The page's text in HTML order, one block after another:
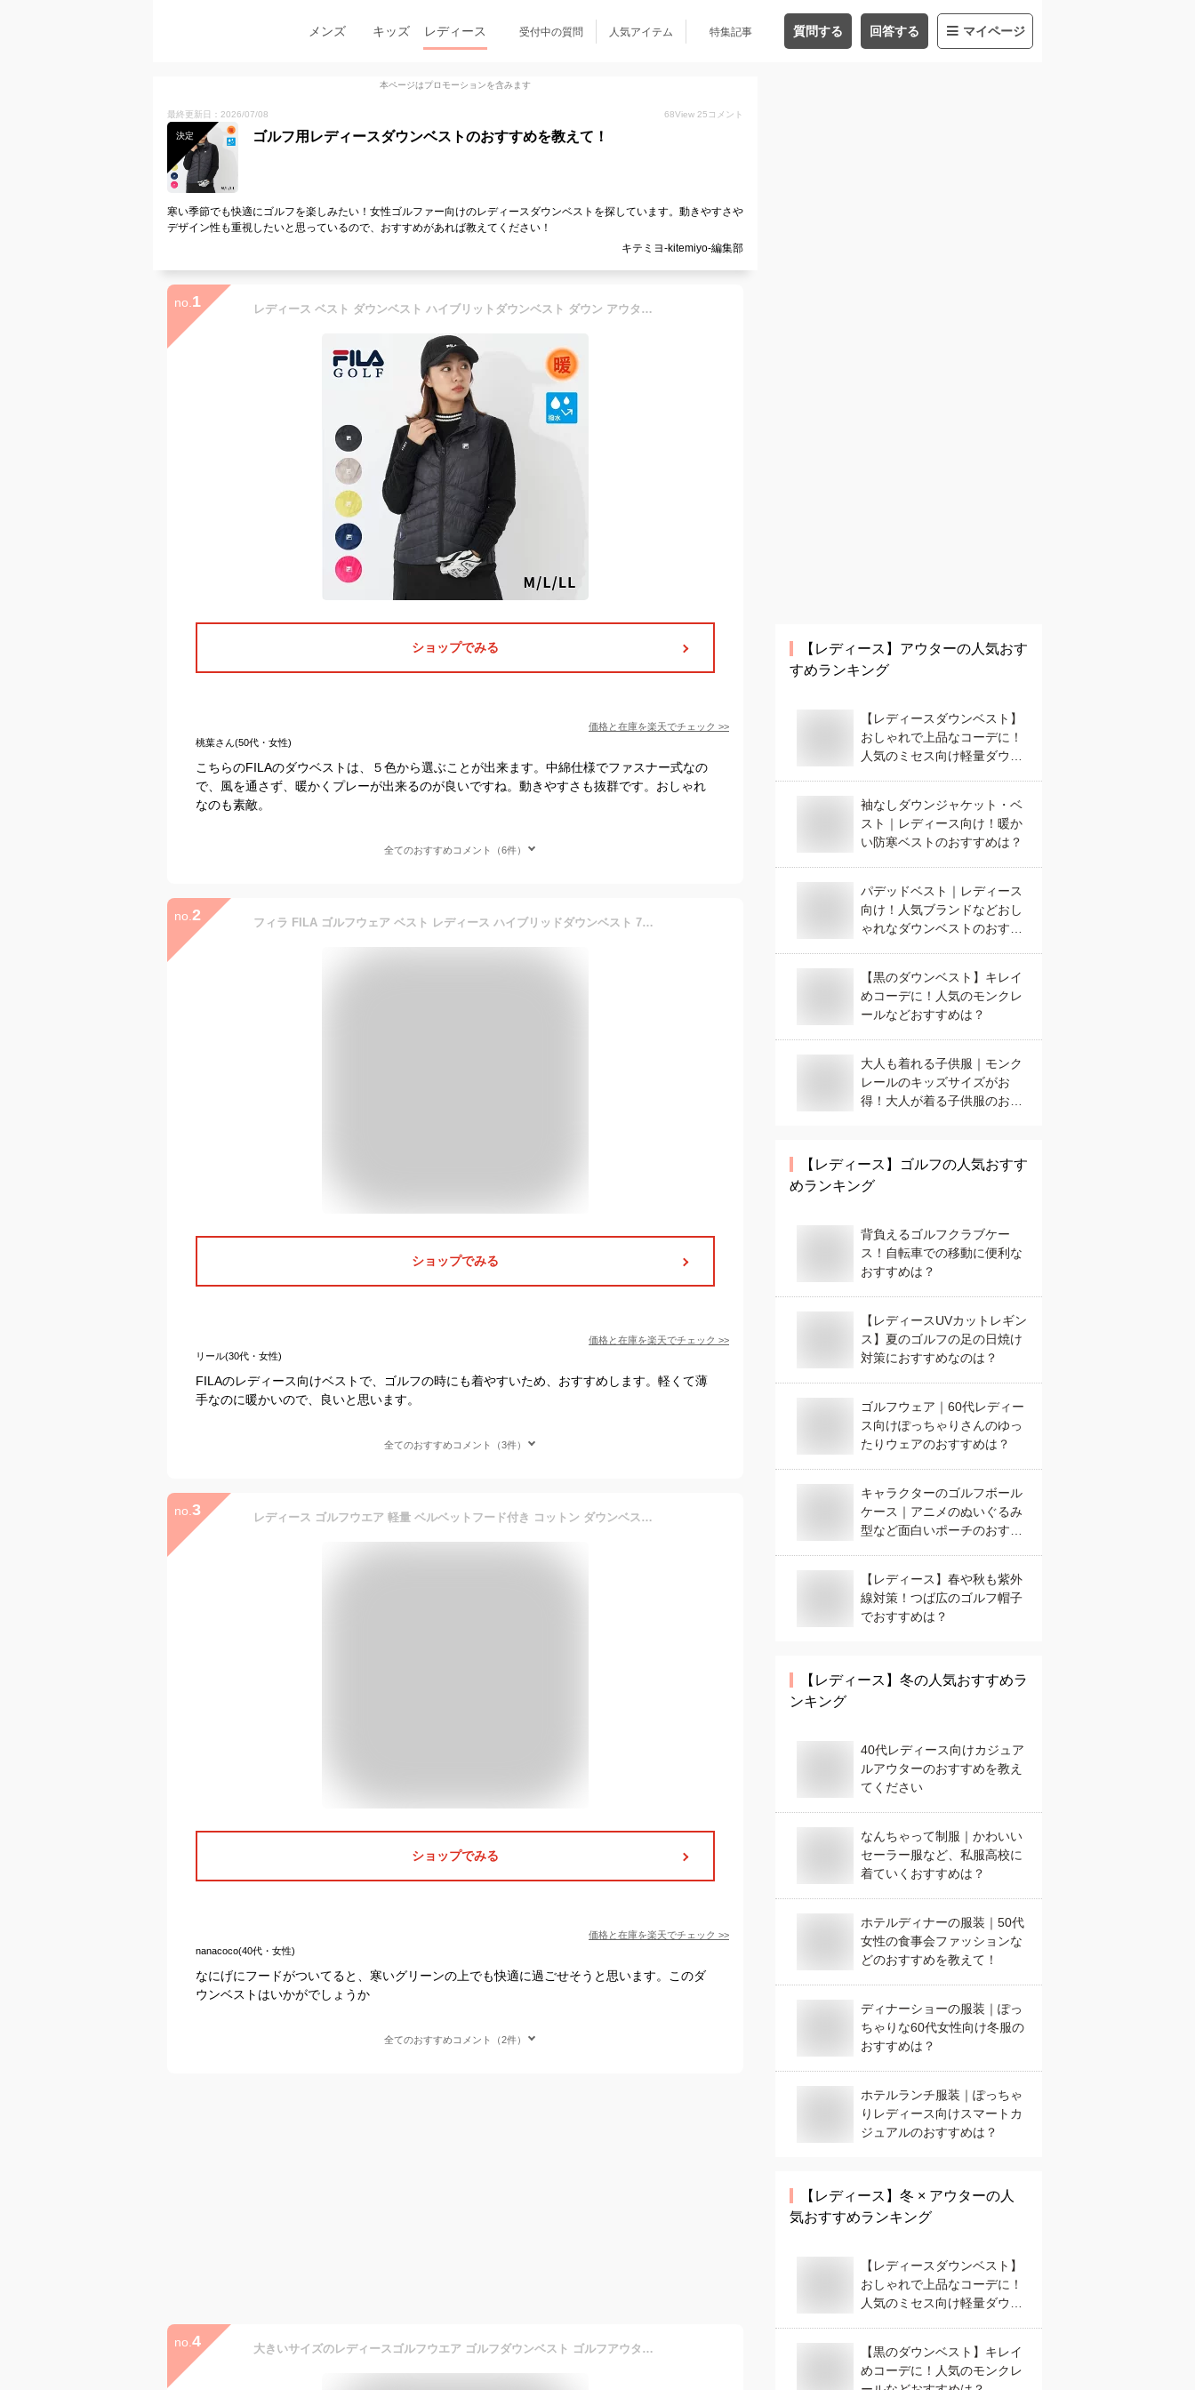
メンズ キッズ レディース 受付中の質問 人気アイテム 特集記事 質問する 回答する マイページ
本ページはプロモーションを含みます
最終更新日：2026/07/08 68View 25 コメント
決定 ゴルフ用レディースダウンベストのおすすめを教えて！
寒い季節でも快適にゴルフを楽しみたい！女性ゴルファー向けのレディースダウンベストを探しています。動きやすさや
デザイン性も重視したいと思っているので、おすすめがあれば教えてください！
キテミヨ-kitemiyo-編集部
no. 1 レディース ベスト ダウンベスト ハイブリットダウンベスト ダウン アウター 中綿 ゴルフ テニス スポーツ FILA GOLF 793202
ショップでみる
価格と在庫を楽天でチェック >>
桃葉さん(50代・女性)
こちらのFILAのダウベストは、５色から選ぶことが出来ます。中綿仕様でファスナー式なの
で、風を通さず、暖かくプレーが出来るのが良いですね。動きやすさも抜群です。おしゃれ
なのも素敵。
全てのおすすめコメント（6件）
no. 2 フィラ FILA ゴルフウェア ベスト レディース ハイブリッドダウンベスト 794232 【ご自宅配送限定】‥
ショップでみる
価格と在庫を楽天でチェック >>
リール(30代・女性)
FILAのレディース向けベストで、ゴルフの時にも着やすいため、おすすめします。軽くて薄
手なのに暖かいので、良いと思います。
全てのおすすめコメント（3件）
no. 3 レディース ゴルフウエア 軽量 ベルベットフード付き コットン ダウンベスト ダウンジャケット ブルゾン golfwear 秋冬ゴルフ 防寒 ゴルフウエア 普段着にも カジュアル スポーツ ウエア オールシーズン 大人カジュアル 韓国 ゴルフ ins
ショップでみる
価格と在庫を楽天でチェック >>
nanacoco(40代・女性)
なにげにフードがついてると、寒いグリーンの上でも快適に過ごせそうと思います。このダ
ウンベストはいかがでしょうか
全てのおすすめコメント（2件）
no. 4 大きいサイズのレディースゴルフウエア ゴルフダウンベスト ゴルフアウターウエア 秋冬ゴルフ防寒ウエア ゴルフ女子 レディースゴルフ 大人ゴルフウエア 大人ゴルフファッション 大人ゴルフコーデ オールシーズンゴルフウエア 選べる 着脱フード付き
【レディース】 アウターの人気おす
すめランキング
【レディースダウンベスト】
おしゃれで上品なコーデに！
人気のミセス向け軽量ダウン
袖なしダウンジャケット・ベ
スト｜レディース向け！暖か
い防寒ベストのおすすめは？
パデッドベスト｜レディース
向け！人気ブランドなどおし
ゃれなダウンベストのおすす
【黒のダウンベスト】キレイ
めコーデに！人気のモンクレ
ールなどおすすめは？
大人も着れる子供服｜モンク
レールのキッズサイズがお
得！大人が着る子供服のおす
【レディース】 ゴルフの人気おすす
めランキング
背負えるゴルフクラブケー
ス！自転車での移動に便利な
おすすめは？
【レディースUVカットレギン
ス】夏のゴルフの足の日焼け
対策におすすめなのは？
ゴルフウェア｜60代レディー
ス向けぽっちゃりさんのゆっ
たりウェアのおすすめは？
キャラクターのゴルフボール
ケース｜アニメのぬいぐるみ
型など面白いポーチのおすす
【レディース】春や秋も紫外
線対策！つば広のゴルフ帽子
でおすすめは？
【レディース】 冬の人気おすすめラ
ンキング
40代レディース向けカジュア
ルアウターのおすすめを教え
てください
なんちゃって制服｜かわいい
セーラー服など、私服高校に
着ていくおすすめは？
ホテルディナーの服装｜50代
女性の食事会ファッションな
どのおすすめを教えて！
ディナーショーの服装｜ぽっ
ちゃりな60代女性向け冬服の
おすすめは？
ホテルランチ服装｜ぽっちゃ
りレディース向けスマートカ
ジュアルのおすすめは？
【レディース】 冬 × アウターの人
気おすすめランキング
【レディースダウンベスト】
おしゃれで上品なコーデに！
人気のミセス向け軽量ダウン
【黒のダウンベスト】キレイ
めコーデに！人気のモンクレ